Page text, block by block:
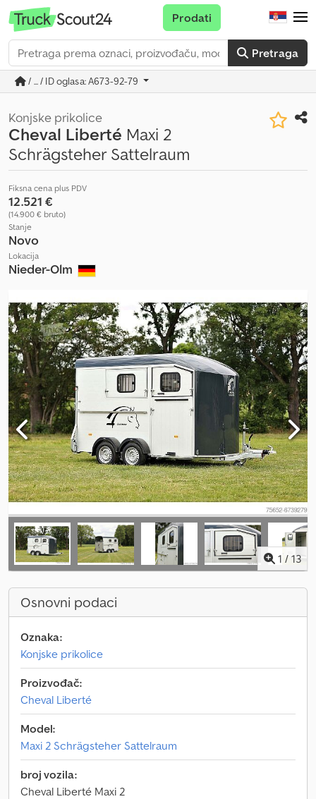
Pretraga
Prodati
/ ... / ID oglasa: A673-92-79
Konjske prikolice
Cheval Liberté Maxi 2
Schrägsteher Sattelraum
Fiksna cena plus PDV
12.521 €
(14.900 € bruto)
Stanje
Novo
Lokacija
Nieder-Olm
1 / 13
Osnovni podaci
Oznaka:
Konjske prikolice
Proizvođač:
Cheval Liberté
Model:
Maxi 2 Schrägsteher Sattelraum
broj vozila:
Cheval Liberté Maxi 2